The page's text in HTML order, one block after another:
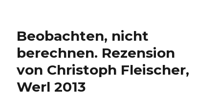
Beispiele
aus
Beobachten, nicht
berechnen. Rezension
von Christoph Fleischer,
Werl 2013